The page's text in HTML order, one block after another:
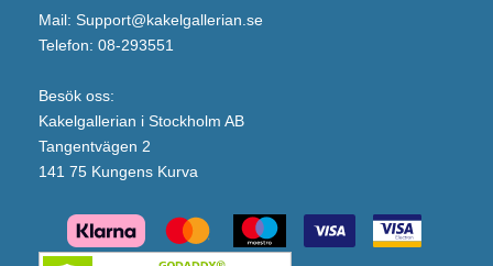
Mail: Support@kakelgallerian.se
Telefon: 08-293551
Besök oss:
Kakelgallerian i Stockholm AB
Tangentvägen 2
141 75 Kungens Kurva